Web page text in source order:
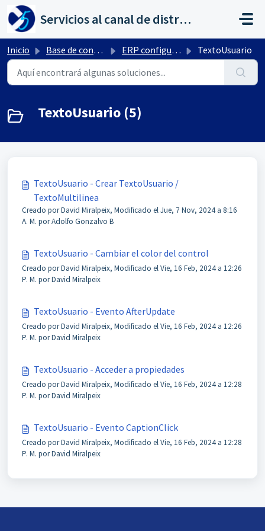
Saltar al contenido principal
Servicios al canal de distribución de AHORA
Inicio Base de conocimientos ERP configuración por Ctrl+ F10 TextoUsuario
TextoUsuario (5)
TextoUsuario - Crear TextoUsuario /
TextoMultilinea
Creado por David Miralpeix, Modificado el Jue, 7 Nov, 2024 a 8:16
A. M. por Adolfo Gonzalvo B
TextoUsuario - Cambiar el color del control
Creado por David Miralpeix, Modificado el Vie, 16 Feb, 2024 a 12:26
P. M. por David Miralpeix
TextoUsuario - Evento AfterUpdate
Creado por David Miralpeix, Modificado el Vie, 16 Feb, 2024 a 12:26
P. M. por David Miralpeix
TextoUsuario - Acceder a propiedades
Creado por David Miralpeix, Modificado el Vie, 16 Feb, 2024 a 12:28
P. M. por David Miralpeix
TextoUsuario - Evento CaptionClick
Creado por David Miralpeix, Modificado el Vie, 16 Feb, 2024 a 12:28
P. M. por David Miralpeix